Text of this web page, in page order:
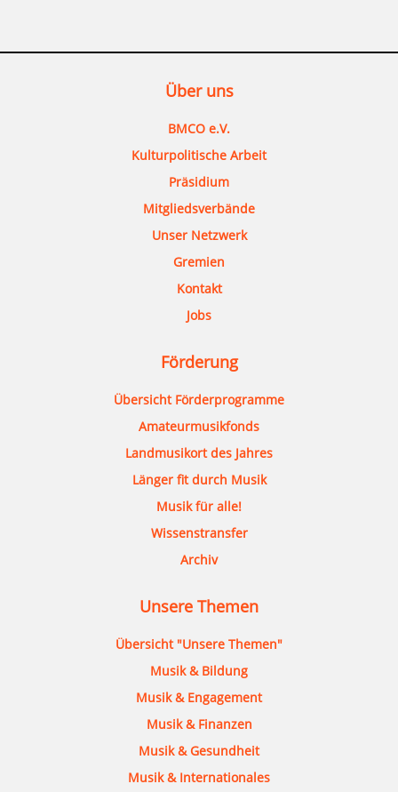
Über uns
BMCO e.V.
Kulturpolitische Arbeit
Präsidium
Mitgliedsverbände
Unser Netzwerk
Gremien
Kontakt
Jobs
Förderung
Übersicht Förderprogramme
Amateurmusikfonds
Landmusikort des Jahres
Länger fit durch Musik
Musik für alle!
Wissenstransfer
Archiv
Unsere Themen
Übersicht "Unsere Themen"
Musik & Bildung
Musik & Engagement
Musik & Finanzen
Musik & Gesundheit
Musik & Internationales